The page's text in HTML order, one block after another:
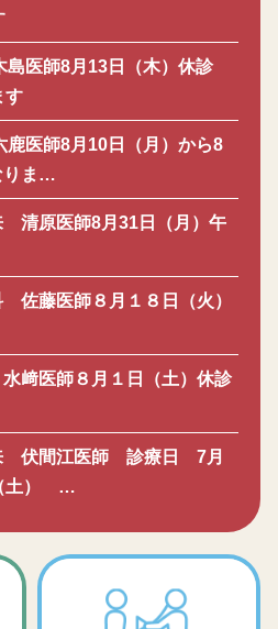
島医師8月13日（木）休診
す
鹿医師8月10日（月）から8
りま…
清原医師8月31日（月）午
佐藤医師８月１８日（火）
﨑医師８月１日（土）休診
伏間江医師 診療日 7月
土） …